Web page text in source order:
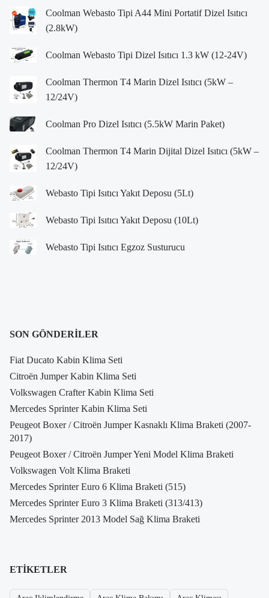
Coolman Webasto Tipi A44 Mini Portatif Dizel Isıtıcı
(2.8kW)
Coolman Webasto Tipi Dizel Isıtıcı 1.3 kW (12-24V)
Coolman Thermon T4 Marin Dizel Isıtıcı (5kW –
12/24V)
Coolman Pro Dizel Isıtıcı (5.5kW Marin Paket)
Coolman Thermon T4 Marin Dijital Dizel Isıtıcı (5kW –
12/24V)
Webasto Tipi Isıtıcı Yakıt Deposu (5Lt)
Webasto Tipi Isıtıcı Yakıt Deposu (10Lt)
Webasto Tipi Isıtıcı Egzoz Susturucu
SON GÖNDERILER
Fiat Ducato Kabin Klima Seti
Citroën Jumper Kabin Klima Seti
Volkswagen Crafter Kabin Klima Seti
Mercedes Sprinter Kabin Klima Seti
Peugeot Boxer / Citroën Jumper Kasnaklı Klima Braketi (2007-
2017)
Peugeot Boxer / Citroën Jumper Yeni Model Klima Braketi
Volkswagen Volt Klima Braketi
Mercedes Sprinter Euro 6 Klima Braketi (515)
Mercedes Sprinter Euro 3 Klima Braketi (313/413)
Mercedes Sprinter 2013 Model Sağ Klima Braketi
ETIKETLER